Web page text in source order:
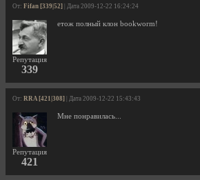
От: Fifan [339|52] | Дата 2009-12-22 16:24:24
Репутация
339
етож полный клон bookworm!
От: RRA [421|308] | Дата 2009-12-22 15:43:43
Репутация
421
Мне понравилась...